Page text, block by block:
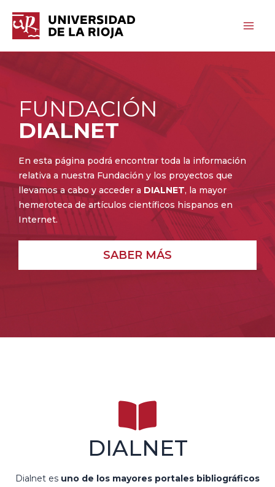
contenido
FUNDACIÓN
DIALNET
En esta página podrá encontrar toda la información
relativa a nuestra Fundación y los proyectos que
llevamos a cabo y acceder a DIALNET, la mayor
hemeroteca de artículos científicos hispanos en
Internet.
SABER MÁS
DIALNET
Dialnet es uno de los mayores portales bibliográficos